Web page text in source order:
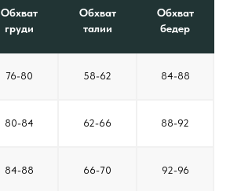
Обхват
груди
Обхват
талии
Обхват
бедер
76-80 58-62 84-88
80-84 62-66 88-92
84-88 66-70 92-96